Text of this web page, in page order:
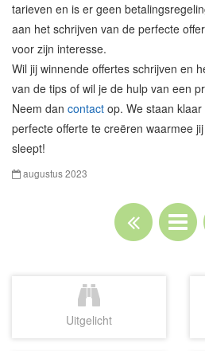
tarieven en is er geen
aan het schrijven van de perfecte
voor zijn interesse.
Wil jij winnende offertes schrijven en
van de tips of wil je de hulp van een
Neem dan contact op. We staan
perfecte offerte te creëren waarmee
sleept!
augustus 2023
Uitgelicht